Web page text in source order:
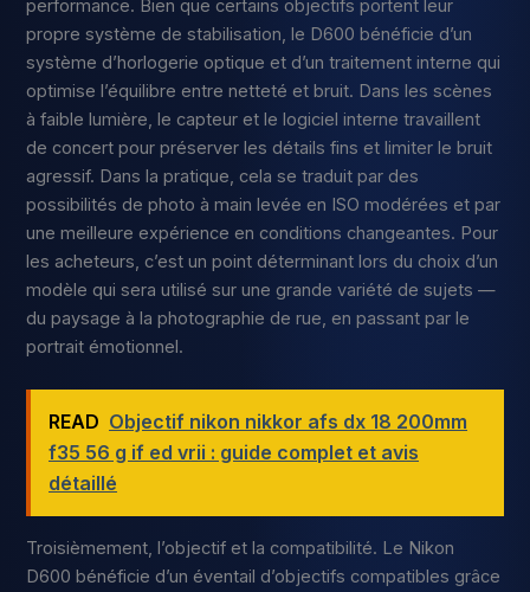
performance. Bien que certains objectifs portent leur
propre système de stabilisation, le D600 bénéficie d’un
système d’horlogerie optique et d’un traitement interne qui
optimise l’équilibre entre netteté et bruit. Dans les scènes
à faible lumière, le capteur et le logiciel interne travaillent
de concert pour préserver les détails fins et limiter le bruit
agressif. Dans la pratique, cela se traduit par des
possibilités de photo à main levée en ISO modérées et par
une meilleure expérience en conditions changeantes. Pour
les acheteurs, c’est un point déterminant lors du choix d’un
modèle qui sera utilisé sur une grande variété de sujets —
du paysage à la photographie de rue, en passant par le
portrait émotionnel.
READ Objectif nikon nikkor afs dx 18 200mm
f35 56 g if ed vrii : guide complet et avis
détaillé
Troisièmement, l’objectif et la compatibilité. Le Nikon
D600 bénéficie d’un éventail d’objectifs compatibles grâce